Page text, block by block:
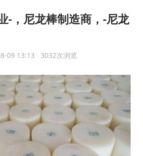
-，尼龙棒制造商，-尼龙
09 13:13 3032次浏览